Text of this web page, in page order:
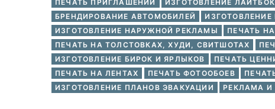
ПЕЧАТЬ ПРИГЛАШЕНИЙ
ИЗГОТОВЛЕНИЕ
БРЕНДИРОВАНИЕ АВТОМОБИЛЕЙ
ИЗГОТОВЛЕНИЕ НАРУЖНОЙ РЕКЛАМЫ
ПЕЧАТЬ
ПЕЧАТЬ НА ТОЛСТОВКАХ, ХУДИ, СВИТШОТАХ
ИЗГОТОВЛЕНИЕ БИРОК И ЯРЛЫКОВ
ПЕЧАТЬ
ПЕЧАТЬ НА ЛЕНТАХ
ПЕЧАТЬ ФОТООБОЕВ
ИЗГОТОВЛЕНИЕ ПЛАНОВ ЭВАКУАЦИИ
РЕКЛАМА